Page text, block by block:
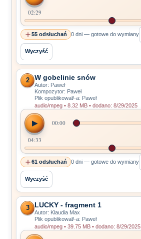
02:29
55 odsłuchań 0 dni — gotowe do wymiany
Wyczyść
2 W gobelinie snów
Autor: Paweł
Kompozytor: Paweł
Plik opublikował/-a: Paweł
audio/mpeg • 8.32 MB • dodano: 8/29/2025
▶ 00:00
04:33
61 odsłuchań 0 dni — gotowe do wymiany
Wyczyść
3 LUCKY - fragment 1
Autor: Klaudia Max
Plik opublikował/-a: Paweł
audio/mpeg • 39.75 MB • dodano: 8/29/2025